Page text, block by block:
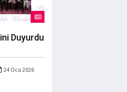
Duyurdu
24 Oca 2026